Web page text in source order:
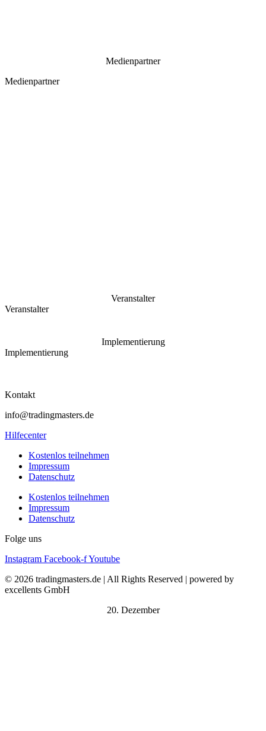
Medienpartner
Medienpartner
Veranstalter
Veranstalter
Implementierung
Implementierung
Kontakt
info@tradingmasters.de
Hilfecenter
Kostenlos teilnehmen
Impressum
Datenschutz
Kostenlos teilnehmen
Impressum
Datenschutz
Folge uns
Instagram Facebook-fYoutube
© 2026 tradingmasters.de | All Rights Reserved | powered by
excellents GmbH
20. Dezember